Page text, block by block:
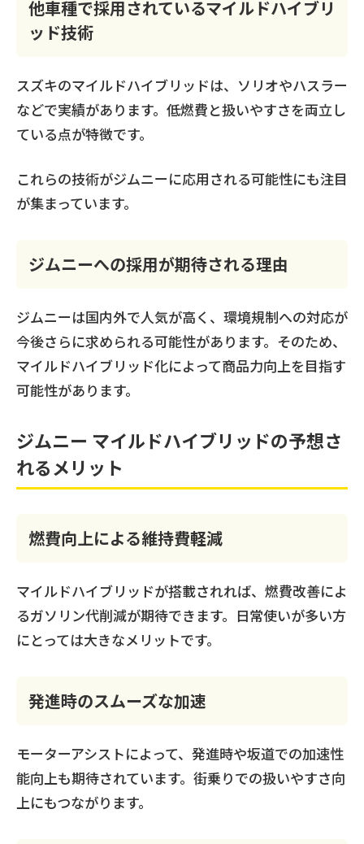
他車種で採用されているマイルドハイブリ
ッド技術
スズキのマイルドハイブリッドは、ソリオやハスラー
などで実績があります。低燃費と扱いやすさを両立し
ている点が特徴です。
これらの技術がジムニーに応用される可能性にも注目
が集まっています。
ジムニーへの採用が期待される理由
ジムニーは国内外で人気が高く、環境規制への対応が
今後さらに求められる可能性があります。そのため、
マイルドハイブリッド化によって商品力向上を目指す
可能性があります。
ジムニー マイルドハイブリッドの予想さ
れるメリット
燃費向上による維持費軽減
マイルドハイブリッドが搭載されれば、燃費改善によ
るガソリン代削減が期待できます。日常使いが多い方
にとっては大きなメリットです。
発進時のスムーズな加速
モーターアシストによって、発進時や坂道での加速性
能向上も期待されています。街乗りでの扱いやすさ向
上にもつながります。